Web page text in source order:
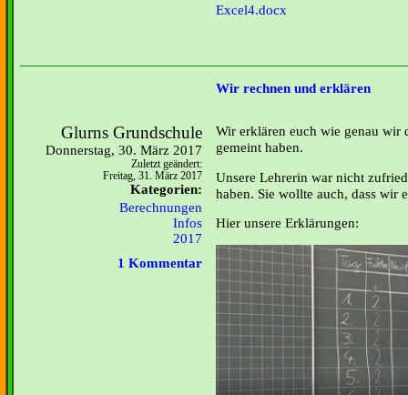
Excel4.docx
Wir rechnen und erklären
Glurns Grundschule
Donnerstag, 30. März 2017
Zuletzt geändert:
Freitag, 31. März 2017
Kategorien:
Berechnungen
Infos
2017
1 Kommentar
Wir erklären euch wie genau wir
gemeint haben.
Unsere Lehrerin war nicht
haben. Sie wollte auch, dass wir
Hier unsere Erklärungen: